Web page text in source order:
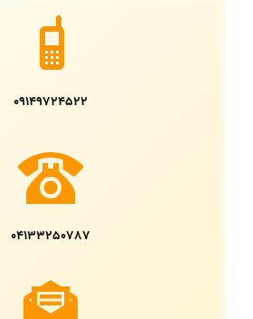
09149724522
04133250787